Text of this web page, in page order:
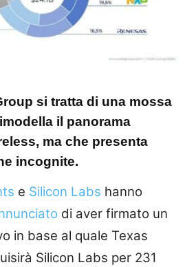
si tratta di una mossa
il panorama
ma che presenta
incognite.
e Silicon Labs hanno
di aver firmato un
in base al quale Texas
Silicon Labs per 231